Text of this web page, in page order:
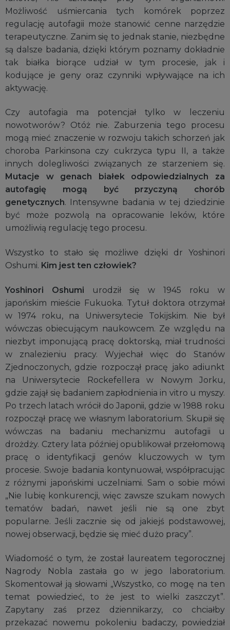
Możliwość uśmiercania tych komórek poprzez
regulację autofagii może stanowić cenne narzędzie
terapeutyczne. Zanim się to jednak stanie, niezbędne
są dalsze badania, dzięki którym poznamy dokładnie
tak białka biorące udział w tym procesie, jak i
kodujące je geny oraz czynniki wpływające na ich
aktywację.
Czy autofagia ma potencjał tylko w leczeniu
nowotworów? Otóż nie. Zaburzenia tego procesu
mogą mieć znaczenie w rozwoju takich schorzeń jak
choroba Parkinsona czy cukrzyca typu II, a także
innych dolegliwości związanych ze starzeniem się.
Mutacje w genach białek odpowiedzialnych za
autofagię mogą być przyczyną chorób
genetycznych. Intensywne badania w tej dziedzinie
być może pozwolą na opracowanie leków, które
umożliwią regulację tego procesu.
Wszystko to stało się możliwe dzięki dr Yoshinori
Oshumi. Kim jest ten człowiek?
Yoshinori Oshumi urodził się w 1945 roku w
japońskim mieście Fukuoka. Tytuł doktora otrzymał
w 1974 roku, na Uniwersytecie Tokijskim. Nie był
wówczas obiecującym naukowcem. Ze względu na
niezbyt imponującą pracę doktorską, miał trudności
w znalezieniu pracy. Wyjechał więc do Stanów
Zjednoczonych, gdzie rozpoczął pracę jako adiunkt
na Uniwersytecie Rockefellera w Nowym Jorku,
gdzie zajął się badaniem zapłodnienia in vitro u myszy.
Po trzech latach wrócił do Japonii, gdzie w 1988 roku
rozpoczął pracę we własnym laboratorium. Skupił się
wówczas na badaniu mechanizmu autofagii u
drożdży. Cztery lata później opublikował przełomową
pracę o identyfikacji genów kluczowych w tym
procesie. Swoje badania kontynuował, współpracując
z różnymi japońskimi uczelniami. Sam o sobie mówi
„Nie lubię konkurencji, więc zawsze szukam nowych
tematów badań, nawet jeśli nie są one zbyt
popularne. Jeśli zacznie się od jakiejś podstawowej,
nowej obserwacji, będzie się mieć dużo pracy”.
Wiadomość o tym, że został laureatem tegorocznej
Nagrody Nobla zastała go w jego laboratorium.
Skomentował ją słowami „Wszystko, co mogę na ten
temat powiedzieć, to że jest to wielki zaszczyt”.
Zapytany zaś przez dziennikarzy, co chciałby
przekazać nowemu pokoleniu badaczy, powiedział